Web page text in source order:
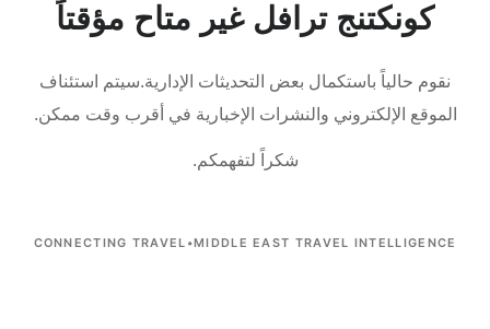
كونكتنج ترافل غير متاح مؤقتاً
نقوم حالياً باستكمال بعض التحديثات الإدارية.سيتم استئناف
الموقع الإلكتروني والنشرات الإخبارية في أقرب وقت ممكن.
شكراً لتفهمكم.
CONNECTING TRAVEL •MIDDLE EAST TRAVEL INTELLIGENCE